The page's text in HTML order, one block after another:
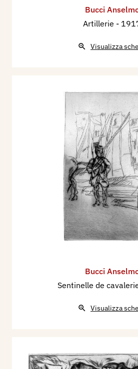
Bucci
Artillerie -
Visualizza
Bucci
Sentinelle de
Visualizza